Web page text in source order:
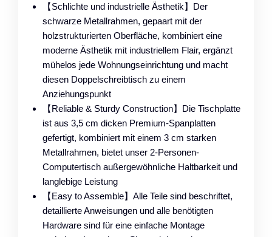
【Schlichte und industrielle Ästhetik】Der
schwarze Metallrahmen, gepaart mit der
holzstrukturierten Oberfläche, kombiniert eine
moderne Ästhetik mit industriellem Flair, ergänzt
mühelos jede Wohnungseinrichtung und macht
diesen Doppelschreibtisch zu einem
Anziehungspunkt
【Reliable & Sturdy Construction】Die Tischplatte
ist aus 3,5 cm dicken Premium-Spanplatten
gefertigt, kombiniert mit einem 3 cm starken
Metallrahmen, bietet unser 2-Personen-
Computertisch außergewöhnliche Haltbarkeit und
langlebige Leistung
【Easy to Assemble】Alle Teile sind beschriftet,
detaillierte Anweisungen und alle benötigten
Hardware sind für eine einfache Montage